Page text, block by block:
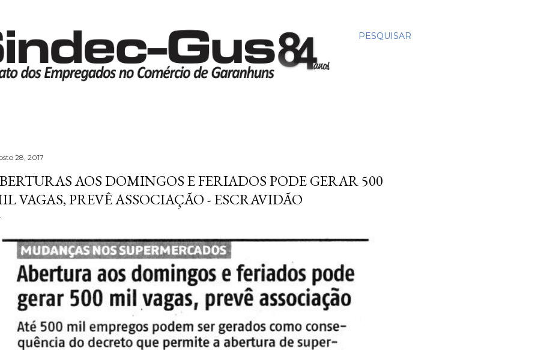
PESQUISAR
28, 2017
AOS DOMINGOS E FERIADOS PODE GERAR 500
VAGAS, PREVÊ ASSOCIAÇÃO - ESCRAVIDÃO